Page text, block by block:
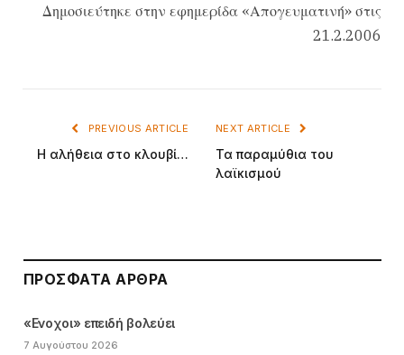
Δημοσιεύτηκε στην εφημερίδα «Απογευματινή» στις
21.2.2006
PREVIOUS ARTICLE
Η αλήθεια στο κλουβί…
NEXT ARTICLE
Τα παραμύθια του
λαϊκισμού
ΠΡΌΣΦΑΤΑ ΆΡΘΡΑ
«Ενοχοι» επειδή βολεύει
7 Αυγούστου 2026